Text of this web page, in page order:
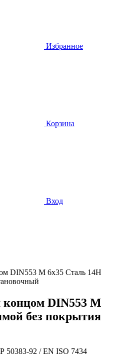
Избранное
Корзина
Вход
DIN553 М 6х35 Сталь 14Н
концом DIN553 М
без покрытия
92 / EN ISO 7434